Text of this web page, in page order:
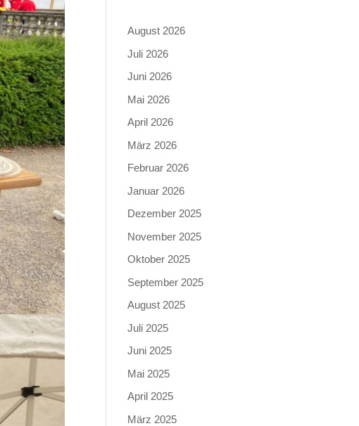
August 2026
Juli 2026
Juni 2026
Mai 2026
April 2026
März 2026
Februar 2026
Januar 2026
Dezember 2025
November 2025
Oktober 2025
September 2025
August 2025
Juli 2025
Juni 2025
Mai 2025
April 2025
März 2025